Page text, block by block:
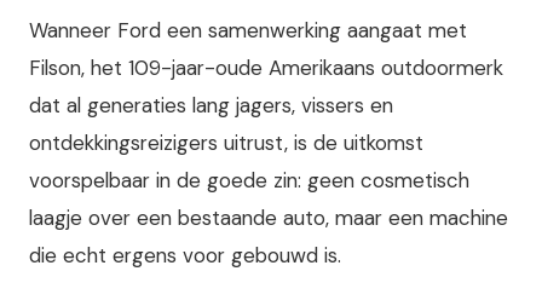
Wanneer Ford een samenwerking aangaat met
Filson, het 109-jaar-oude Amerikaans outdoormerk
dat al generaties lang jagers, vissers en
ontdekkingsreizigers uitrust, is de uitkomst
voorspelbaar in de goede zin: geen cosmetisch
laagje over een bestaande auto, maar een machine
die echt ergens voor gebouwd is.